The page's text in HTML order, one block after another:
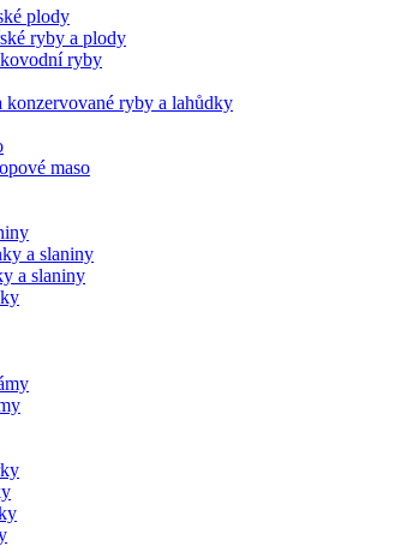
plody
ryby a plody
ryby
konzervované ryby a lahůdky
maso
a slaniny
a slaniny